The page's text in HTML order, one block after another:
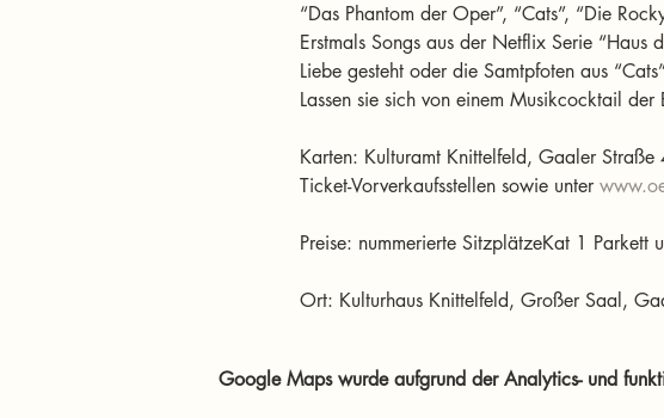
“Das Phantom der Oper”, “Cats”, “Die
Erstmals Songs aus der Netflix Serie “Haus
Liebe gesteht oder die Samtpfoten aus
Lassen sie sich von einem Musikcocktail
Karten: Kulturamt Knittelfeld, Gaaler
Ticket-Vorverkaufsstellen sowie unter
Preise: nummerierte SitzplätzeKat 1
Ort: Kulturhaus Knittelfeld, Großer Saal,
Google Maps wurde aufgrund der Analytics- und